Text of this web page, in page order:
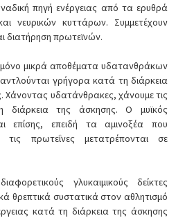
πηγή ενέργειας από τα ερυθρά
νευρικών κυττάρων. Συμμετέχουν
διατήρηση πρωτεϊνών.
μικρά αποθέματα υδατανθράκων
γρήγορα κατά τη διάρκεια
υδατάνθρακες, χάνουμε τις
διάρκεια της άσκησης. Ο μυϊκός
επίσης, επειδή τα αμινοξέα που
τις πρωτεΐνες μετατρέπονται σε
γλυκαιμικούς δείκτες
θρεπτικά συστατικά στον αθλητισμό
κατά τη διάρκεια της άσκησης